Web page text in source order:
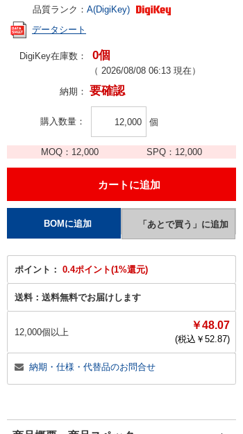
品質ランク： A(DigiKey)
データシート
DigiKey在庫数： 0個
（ 2026/08/08 06:13 現在）
納期： 要確認
購入数量 個
MOQ： 12,000 SPQ： 12,000
ポイント： 0.4ポイント(1%還元)
送料： 送料無料でお届けします
12,000個以上
￥48.07
(税込￥ 52.87)
納期・仕様・代替品のお問合せ